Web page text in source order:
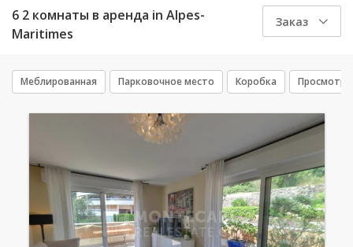
6 2 комнаты в аренда in Alpes-
Maritimes
Заказ
Меблированная Парковочное место Коробка Просмотры